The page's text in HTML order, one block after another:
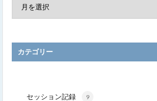
カテゴリー
セッション記録 9